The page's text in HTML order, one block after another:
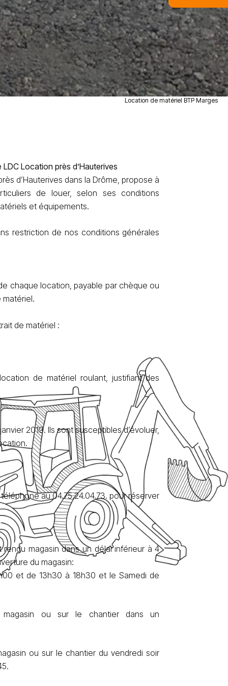
Location de matériel BTP Marges
Location près d’Hauterives
d’Hauterives dans la Drôme, propose à
de louer, selon ses conditions
et équipements.
restriction de nos conditions générales
chaque location, payable par chèque ou
de matériel :
de matériel roulant, justifiant des
2019. Ils sont susceptibles d’évoluer,
au 04.75.24.04.73. pour réserver
magasin dans un délai inférieur à 4
du magasin:
et de 13h30 à 18h30 et le Samedi de
ou sur le chantier dans un
ou sur le chantier du vendredi soir